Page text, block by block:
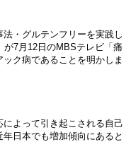
・グルテンフリーを実践し
7月12日のMBSテレビ「痛
ク病であることを明かしま
よって引き起こされる自己
日本でも増加傾向にあると